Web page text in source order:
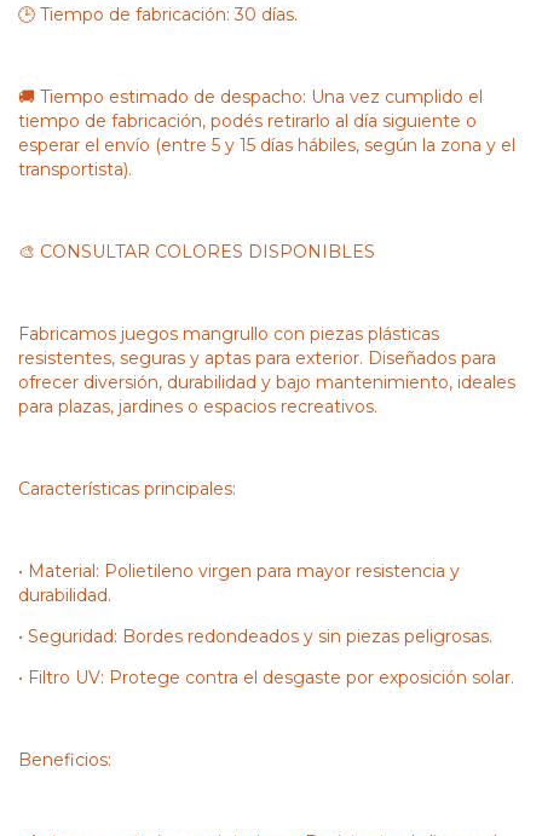
🕒 Tiempo de fabricación: 30 días.
🚚 Tiempo estimado de despacho: Una vez cumplido el
tiempo de fabricación, podés retirarlo al día siguiente o
esperar el envío (entre 5 y 15 días hábiles, según la zona y el
transportista).
🎨 CONSULTAR COLORES DISPONIBLES
Fabricamos juegos mangrullo con piezas plásticas
resistentes, seguras y aptas para exterior. Diseñados para
ofrecer diversión, durabilidad y bajo mantenimiento, ideales
para plazas, jardines o espacios recreativos.
Características principales:
• Material: Polietileno virgen para mayor resistencia y
durabilidad.
• Seguridad: Bordes redondeados y sin piezas peligrosas.
• Filtro UV: Protege contra el desgaste por exposición solar.
Beneficios: